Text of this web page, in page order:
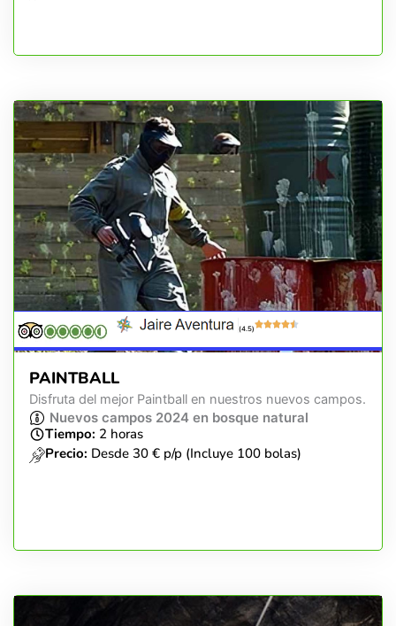
(4.5)
PAINTBALL
Disfruta del mejor Paintball en nuestros nuevos campos.
Nuevos campos 2024 en bosque natural
Tiempo: 2 horas
Precio: Desde 30 € p/p (Incluye 100 bolas)